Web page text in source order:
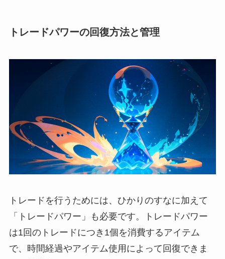
トレードパワーの回復方法と管理
トレードを行うためには、ひかりのすなに加えて
「トレードパワー」も必要です。トレードパワー
は1回のトレードにつき1個を消費するアイテム
で、時間経過やアイテム使用によって回復できま